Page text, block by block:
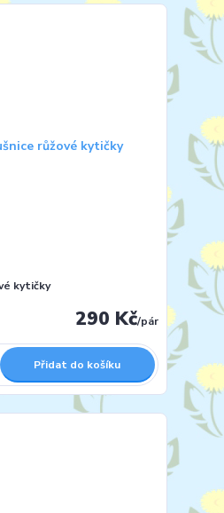
kytičky
290 Kč/pár
Přidat do košíku